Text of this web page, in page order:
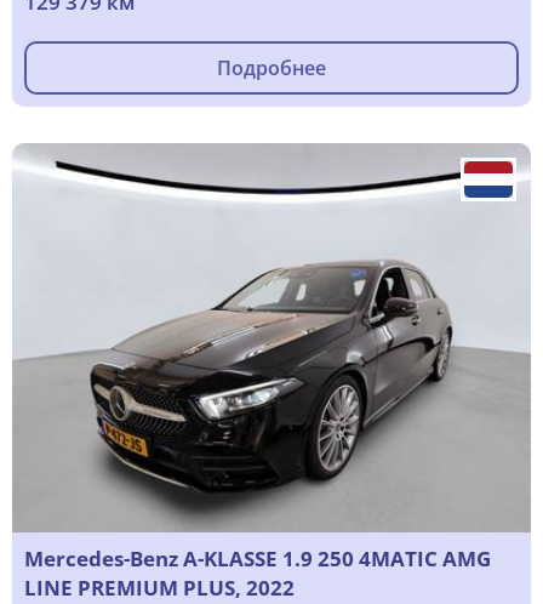
Подробнее
Mercedes-Benz A-KLASSE 1.9 250 4MATIC AMG
LINE PREMIUM PLUS, 2022